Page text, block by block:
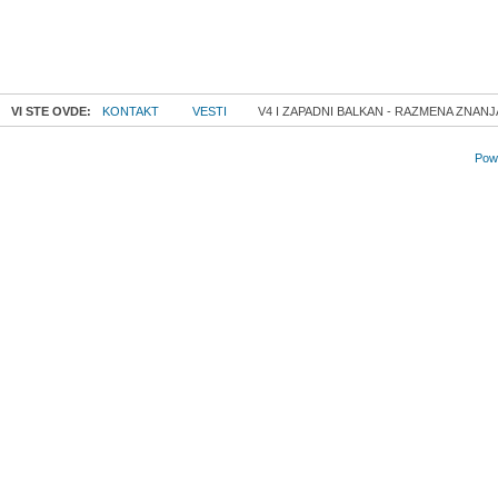
VI STE OVDE: KONTAKT VESTI V4 I ZAPADNI BALKAN - RAZMENA